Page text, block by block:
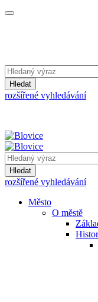
Hledat
rozšířené vyhledávání
Hledat
rozšířené vyhledávání
Město
O městě